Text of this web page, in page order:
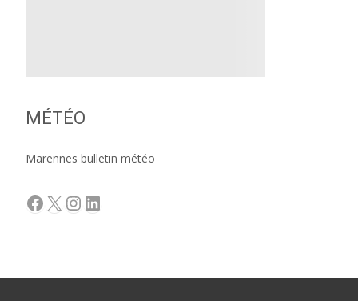
MÉTÉO
Marennes bulletin météo
Facebook
X Instagram
LinkedIn